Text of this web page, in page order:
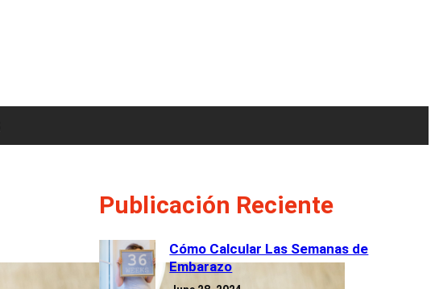
Publicación Reciente
Cómo Calcular Las Semanas de
Embarazo